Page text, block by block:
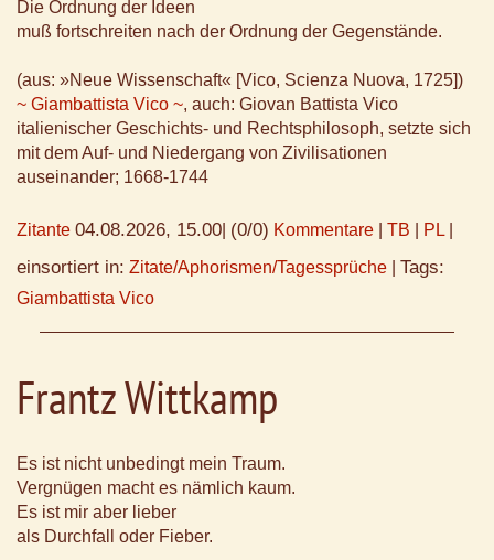
Die Ordnung der Ideen
muß fortschreiten nach der Ordnung der Gegenstände.
(aus: »Neue Wissenschaft« [Vico, Scienza Nuova, 1725])
~ Giambattista Vico ~, auch: Giovan Battista Vico
italienischer Geschichts- und Rechtsphilosoph, setzte sich
mit dem Auf- und Niedergang von Zivilisationen
auseinander; 1668-1744
Zitante 04.08.2026, 15.00 (0/0) Kommentare TB PL
einsortiert in: Zitate/Aphorismen/Tagessprüche Tags:
Giambattista Vico
Frantz Wittkamp
Es ist nicht unbedingt mein Traum.
Vergnügen macht es nämlich kaum.
Es ist mir aber lieber
als Durchfall oder Fieber.